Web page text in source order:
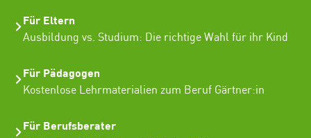
Für Eltern
Ausbildung vs. Studium: Die richtige Wahl für ihr Kind
Für Pädagogen
Kostenlose Lehrmaterialien zum Beruf Gärtner:in
Für Berufsberater